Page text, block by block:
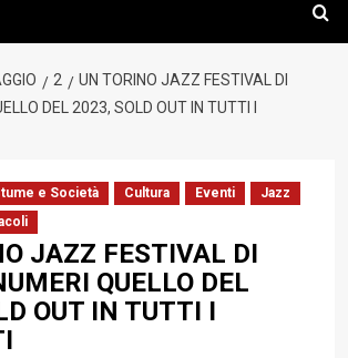
2
UN TORINO JAZZ FESTIVAL DI
DEL 2023, SOLD OUT IN TUTTI I
e Società Cultura Eventi
Jazz
JAZZ FESTIVAL DI
QUELLO DEL
OUT IN TUTTI I